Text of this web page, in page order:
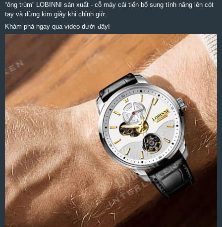
“ông trùm” LOBINNI sản xuất - cỗ máy cải tiến bổ sung tính năng lên cót
tay và dừng kim giây khi chỉnh giờ.
Khám phá ngay qua video dưới đây!